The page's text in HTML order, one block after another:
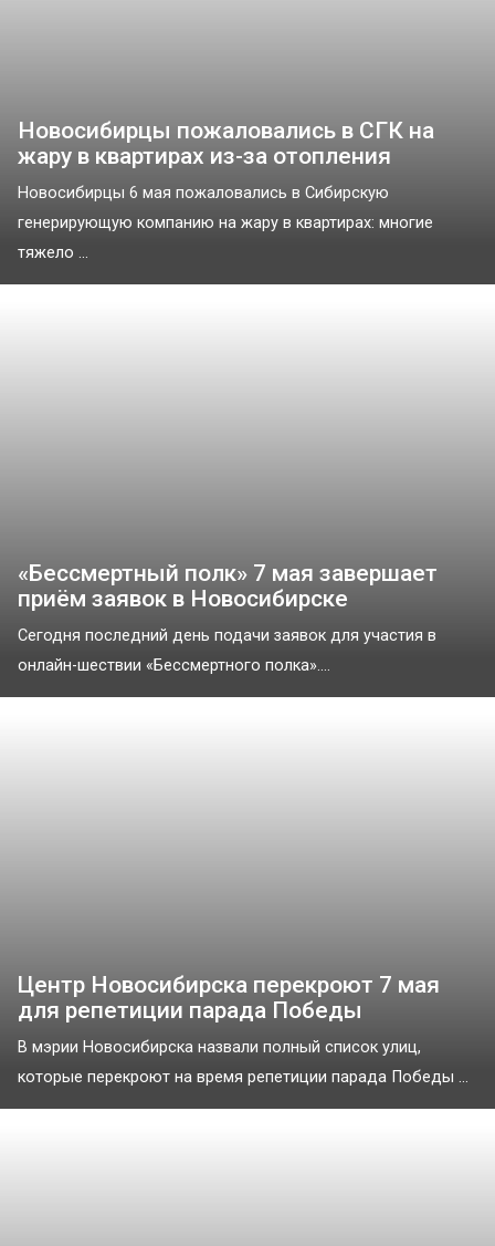
Новосибирцы пожаловались в СГК на
жару в квартирах из-за отопления
Новосибирцы 6 мая пожаловались в Сибирскую
генерирующую компанию на жару в квартирах: многие
тяжело ...
«Бессмертный полк» 7 мая завершает
приём заявок в Новосибирске
Сегодня последний день подачи заявок для участия в
онлайн-шествии «Бессмертного полка»....
Центр Новосибирска перекроют 7 мая
для репетиции парада Победы
В мэрии Новосибирска назвали полный список улиц,
которые перекроют на время репетиции парада Победы ...